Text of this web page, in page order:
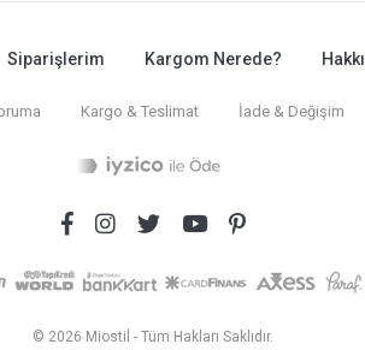
Siparişlerim Kargom Nerede?
Kargo & Teslimat İade & Değişim
© 2026 Miostil - Tüm Hakları Saklıdır.